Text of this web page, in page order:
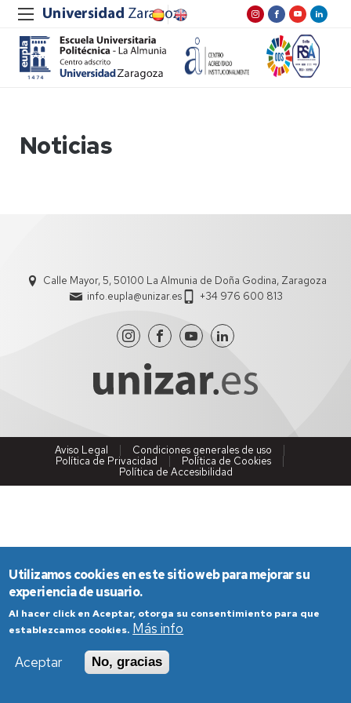
Noticias
Calle Mayor, 5, 50100 La Almunia de Doña Godina, Zaragoza
info.eupla@unizar.es
+34 976 600 813
Aviso Legal
Condiciones generales de uso
Política de Privacidad
Política de Cookies
Política de Accesibilidad
Utilizamos cookies en este sitio web para mejorar su
experiencia de usuario.
Al hacer click en Aceptar, otorga su consentimiento para que
establezcamos cookies. Más info
Aceptar
No, gracias